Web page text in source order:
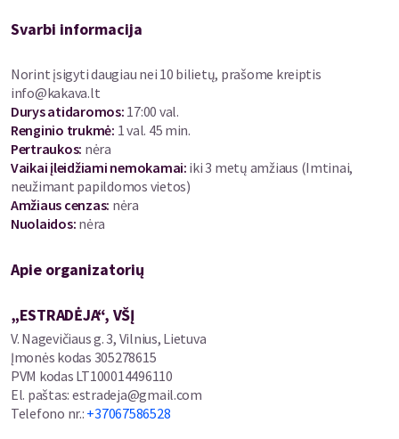
Klavišiniai – Kastytis Žukauskas
Lauksime Jūsų !
Svarbi informacija
Norint įsigyti daugiau nei 10 bilietų, prašome kreiptis
info@kakava.lt
Durys atidaromos: 17:00 val.
Renginio trukmė: 1 val. 45 min.
Pertraukos: nėra
Vaikai įleidžiami nemokamai: iki 3 metų amžiaus (Imtinai,
neužimant papildomos vietos)
Amžiaus cenzas: nėra
Nuolaidos: nėra
Apie organizatorių
„ESTRADĖJA“, VŠĮ
V. Nagevičiaus g. 3, Vilnius, Lietuva
Įmonės kodas 305278615
PVM kodas LT100014496110
El. paštas: estradeja@gmail.com
Telefono nr.: +37067586528